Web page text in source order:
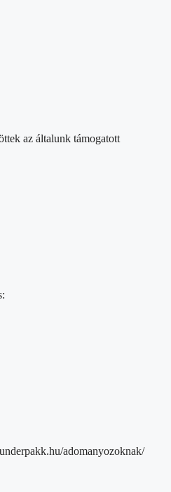
az általunk támogatott
adomanyozoknak/